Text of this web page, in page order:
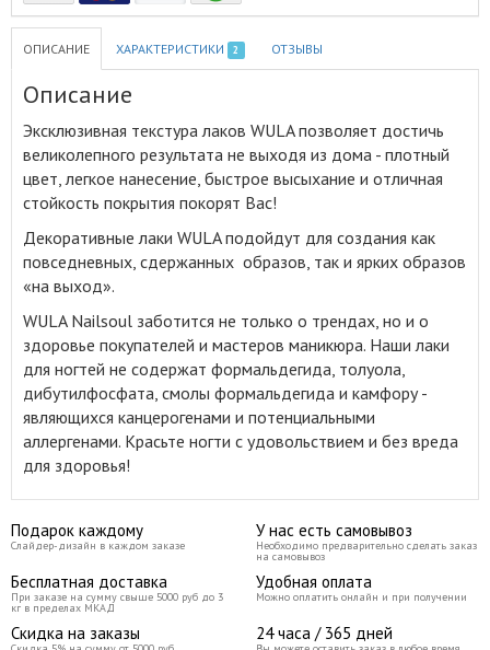
ОПИСАНИЕ ХАРАКТЕРИСТИКИ 2 ОТЗЫВЫ
Описание
Эксклюзивная текстура лаков WULA позволяет достичь
великолепного результата не выходя из дома - плотный
цвет, легкое нанесение, быстрое высыхание и отличная
стойкость покрытия покорят Вас!
Декоративные лаки WULA подойдут для создания как
повседневных, сдержанных образов, так и ярких образов
«на выход».
WULA Nailsoul заботится не только о трендах, но и о
здоровье покупателей и мастеров маникюра. Наши лаки
для ногтей не содержат формальдегида, толуола,
дибутилфосфата, смолы формальдегида и камфору -
являющихся канцерогенами и потенциальными
аллергенами. Красьте ногти с удовольствием и без вреда
для здоровья!
Подарок каждому
Слайдер-дизайн в каждом заказе
У нас есть самовывоз
Необходимо предварительно сделать заказ
на самовывоз
Бесплатная доставка
При заказе на сумму свыше 5000 руб до 3
кг в пределах МКАД
Удобная оплата
Можно оплатить онлайн и при получении
Скидка на заказы 24 часа / 365 дней